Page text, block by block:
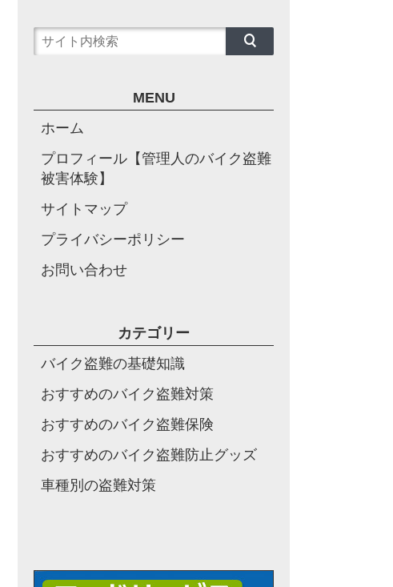
MENU
ホーム
プロフィール【管理人のバイク盗難
被害体験】
サイトマップ
プライバシーポリシー
お問い合わせ
カテゴリー
バイク盗難の基礎知識
おすすめのバイク盗難対策
おすすめのバイク盗難保険
おすすめのバイク盗難防止グッズ
車種別の盗難対策